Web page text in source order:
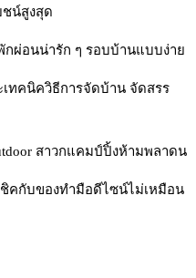
ชน์สูงสุด
กผ่อนน่ารัก ๆ รอบบ้านแบบง่าย
เทคนิควิธีการจัดบ้าน จัดสรร
สาวกแคมป์ปิ้งห้ามพลาดน
ชิคกับของทำมือดีไซน์ไม่เหมือน